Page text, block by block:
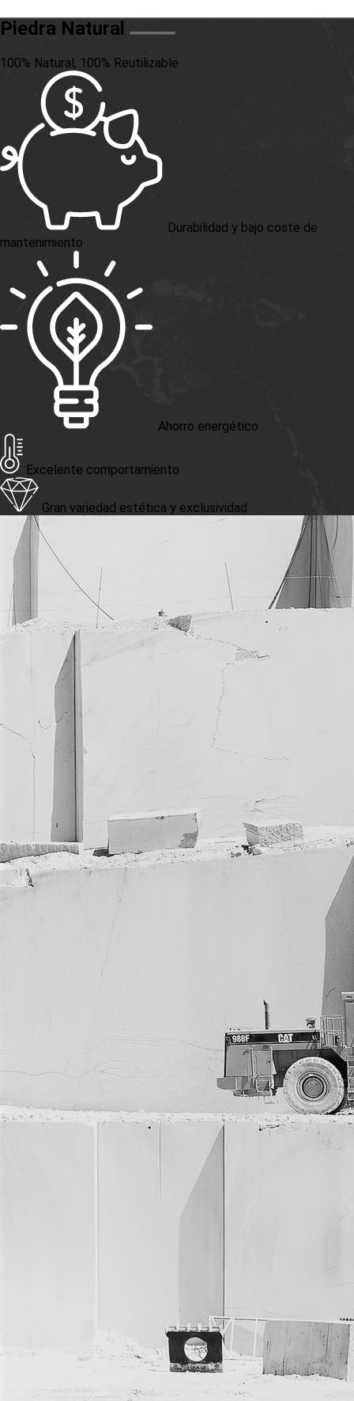
Piedra Natural
100% Natural, 100% Reutilizable
Durabilidad y bajo coste de
mantenimiento
Ahorro energético
Excelente comportamiento
Gran variedad estética y exclusividad